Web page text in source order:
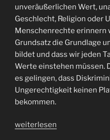
unveräußerlichen Wert,
Geschlecht, Religion oder
Menschenrechte erinnern
Grundsatz die Grundlage
bildet und dass wir jeden
Werte einstehen müssen.
es gelingen, dass
Ungerechtigkeit keinen
bekommen.
„10.Dezember
weiterlesen